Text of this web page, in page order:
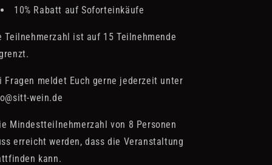
10% Rabatt auf Soforteinkäufe
Teilnehmerzahl ist auf 15 Teilnehmende
Fragen meldet Euch gerne jederzeit unter
wein.de
Mindestteilnehmerzahl von 8 Personen
erreicht werden, dass die Veranstaltung
kann.